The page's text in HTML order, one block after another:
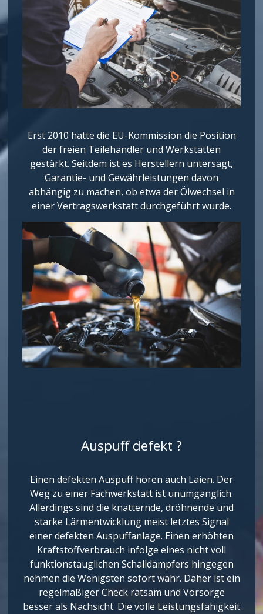
Erst 2010 hatte die EU-Kommission die Position
der freien Teilehändler und Werkstätten
gestärkt. Seitdem ist es Herstellern untersagt,
Garantie- und Gewährleistungen davon
abhängig zu machen, ob etwa der Ölwechsel in
einer Vertragswerkstatt durchgeführt wurde.
Auspuff defekt ?
Einen defekten Auspuff hören auch Laien. Der
Weg zu einer Fachwerkstatt ist unumgänglich.
Allerdings sind die knatternde, dröhnende und
starke Lärmentwicklung meist letztes Signal
einer defekten Auspuffanlage. Einen erhöhten
Kraftstoffverbrauch infolge eines nicht voll
funktionstauglichen Schalldämpfers hingegen
nehmen die Wenigsten sofort wahr. Daher ist ein
regelmäßiger Check ratsam und Vorsorge
besser als Nachsicht. Die volle Leistungsfähigkeit